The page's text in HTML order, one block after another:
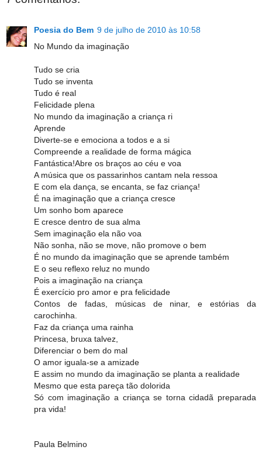
Poesia do Bem 9 de julho de 2010 às 10:58
No Mundo da imaginação
Tudo se cria
Tudo se inventa
Tudo é real
Felicidade plena
No mundo da imaginação a criança ri
Aprende
Diverte-se e emociona a todos e a si
Compreende a realidade de forma mágica
Fantástica!Abre os braços ao céu e voa
A música que os passarinhos cantam nela ressoa
E com ela dança, se encanta, se faz criança!
É na imaginação que a criança cresce
Um sonho bom aparece
E cresce dentro de sua alma
Sem imaginação ela não voa
Não sonha, não se move, não promove o bem
É no mundo da imaginação que se aprende também
E o seu reflexo reluz no mundo
Pois a imaginação na criança
É exercício pro amor e pra felicidade
Contos de fadas, músicas de ninar, e estórias da
carochinha.
Faz da criança uma rainha
Princesa, bruxa talvez,
Diferenciar o bem do mal
O amor iguala-se a amizade
E assim no mundo da imaginação se planta a realidade
Mesmo que esta pareça tão dolorida
Só com imaginação a criança se torna cidadã preparada
pra vida!
Paula Belmino